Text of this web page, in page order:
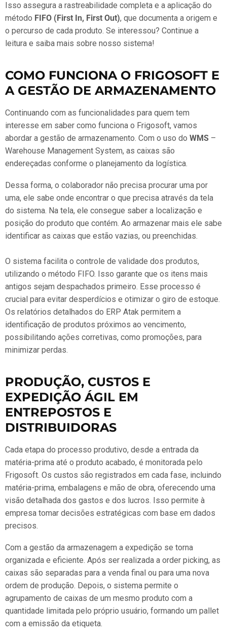
Isso assegura a rastreabilidade completa e a aplicação do
método FIFO (First In, First Out), que documenta a origem e
o percurso de cada produto. Se interessou? Continue a
leitura e saiba mais sobre nosso sistema!
COMO FUNCIONA O FRIGOSOFT E
A GESTÃO DE ARMAZENAMENTO
Continuando com as funcionalidades para quem tem
interesse em saber como funciona o Frigosoft, vamos
abordar a gestão de armazenamento. Com o uso do WMS –
Warehouse Management System, as caixas são
endereçadas conforme o planejamento da logística.
Dessa forma, o colaborador não precisa procurar uma por
uma, ele sabe onde encontrar o que precisa através da tela
do sistema. Na tela, ele consegue saber a localização e
posição do produto que contém. Ao armazenar mais ele sabe
identificar as caixas que estão vazias, ou preenchidas.
O sistema facilita o controle de validade dos produtos,
utilizando o método FIFO. Isso garante que os itens mais
antigos sejam despachados primeiro. Esse processo é
crucial para evitar desperdícios e otimizar o giro de estoque.
Os relatórios detalhados do ERP Atak permitem a
identificação de produtos próximos ao vencimento,
possibilitando ações corretivas, como promoções, para
minimizar perdas.
PRODUÇÃO, CUSTOS E
EXPEDIÇÃO ÁGIL EM
ENTREPOSTOS E
DISTRIBUIDORAS
Cada etapa do processo produtivo, desde a entrada da
matéria-prima até o produto acabado, é monitorada pelo
Frigosoft. Os custos são registrados em cada fase, incluindo
matéria-prima, embalagens e mão de obra, oferecendo uma
visão detalhada dos gastos e dos lucros. Isso permite à
empresa tomar decisões estratégicas com base em dados
precisos.
Com a gestão da armazenagem a expedição se torna
organizada e eficiente. Após ser realizada a order picking, as
caixas são separadas para a venda final ou para uma nova
ordem de produção. Depois, o sistema permite o
agrupamento de caixas de um mesmo produto com a
quantidade limitada pelo próprio usuário, formando um pallet
com a emissão da etiqueta.